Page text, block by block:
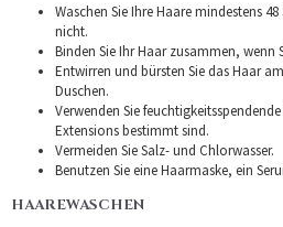
Waschen Sie Ihre Haare mindestens
nicht.
Binden Sie Ihr Haar zusammen, wenn
Entwirren und bürsten Sie das Haar
Duschen.
Verwenden Sie
Extensions bestimmt sind.
Vermeiden Sie Salz- und Chlorwasser.
Benutzen Sie eine Haarmaske, ein
HAAREWASCHEN